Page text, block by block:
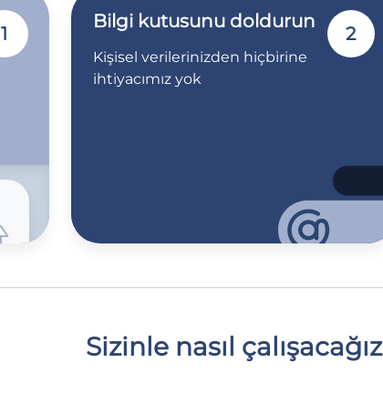
1
Bilgi kutusunu doldurun
Kişisel verilerinizden hiçbirine
ihtiyacımız yok
2
Sizinle nasıl çalışacağız